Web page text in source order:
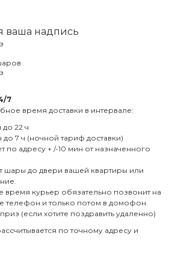
ваша надпись
7
время доставки в интервале:
до 22 ч
до 7 ч (ночной тариф доставки)
по адресу + /-10 мин от назначенного
шары до двери вашей квартиры или
время курьер обязательно позвонит на
телефон и только потом в домофон.
(если хотите поздравить удаленно)
по точному адресу и